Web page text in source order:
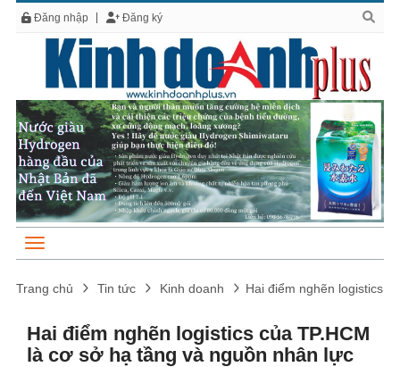
Đăng nhập Đăng ký
Trang chủ Tin tức Kinh doanh Hai điểm nghẽn logistics
Hai điểm nghẽn logistics của TP.HCM
là cơ sở hạ tầng và nguồn nhân lực